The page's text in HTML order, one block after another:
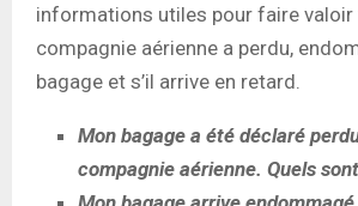
informations utiles pour faire
compagnie aérienne a perdu,
bagage et s’il arrive en retard.
Mon bagage a été déclaré
compagnie aérienne. Quels